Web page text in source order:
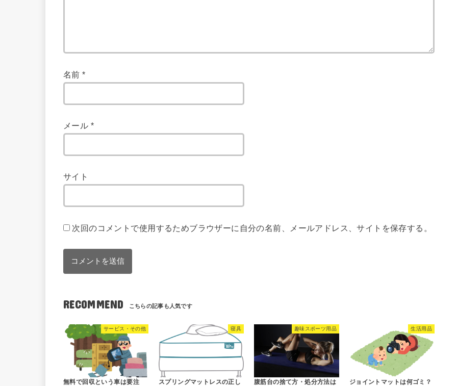
名前*
メール *
サイト
次回のコメントで使用するためブラウザーに自分の名前、メールアドレス、サイトを保存する。
RECOMMEND
サービス・その他
無料で回収という車は要注
寝具
スプリングマットレスの正し
趣味スポーツ用品
腹筋台の捨て方・処分方法は
生活用品
ジョイントマットは何ゴミ？